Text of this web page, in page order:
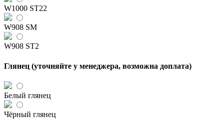
W1000 ST22
W908 SM
W908 ST2
Глянец (уточняйте у менеджера, возможна доплата)
Белый глянец
Чёрный глянец